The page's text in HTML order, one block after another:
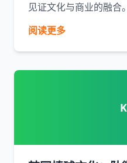
见证文化与商业的融合。
阅读更多